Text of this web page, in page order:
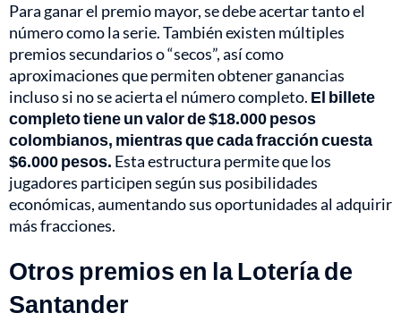
Para ganar el premio mayor, se debe acertar tanto el
número como la serie. También existen múltiples
premios secundarios o “secos”, así como
aproximaciones que permiten obtener ganancias
incluso si no se acierta el número completo. El billete
completo tiene un valor de $18.000 pesos
colombianos, mientras que cada fracción cuesta
$6.000 pesos. Esta estructura permite que los
jugadores participen según sus posibilidades
económicas, aumentando sus oportunidades al adquirir
más fracciones.
Otros premios en la Lotería de
Santander